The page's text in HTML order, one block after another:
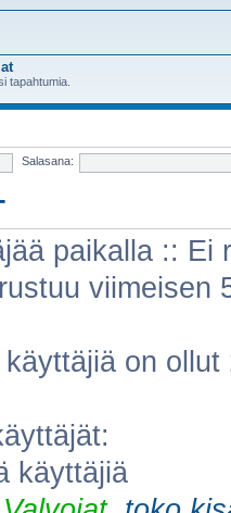
tapahtumia.
Salasana:
paikalla :: Ei
viimeisen
on ollut
käyttäjiä